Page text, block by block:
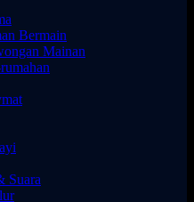
Bermain
Mainan
Suara